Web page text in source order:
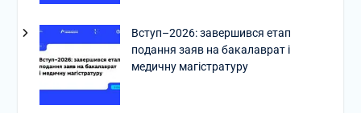
Вступ–2026: завершився етап
подання заяв на бакалаврат і
медичну магістратуру